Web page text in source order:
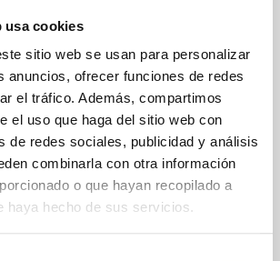
usa cookies
sitio web se usan para personalizar
anuncios, ofrecer funciones de redes
el tráfico. Además, compartimos
el uso que haga del sitio web con
de redes sociales, publicidad y análisis
combinarla con otra información
o que hayan recopilado a
haya hecho de sus servicios.